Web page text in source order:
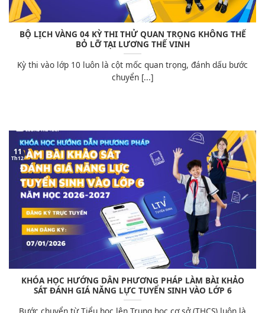
BỘ LỊCH VÀNG 04 KỲ THI THỬ QUAN TRỌNG KHÔNG THỂ
BỎ LỠ TẠI LƯƠNG THẾ VINH
Kỳ thi vào lớp 10 luôn là cột mốc quan trọng, đánh dấu bước
chuyển [...]
KHÓA HỌC HƯỚNG DẪN PHƯƠNG PHÁP LÀM BÀI KHẢO
SÁT ĐÁNH GIÁ NĂNG LỰC TUYỂN SINH VÀO LỚP 6
Bước chuyển từ Tiểu học lên Trung học cơ sở (THCS) luôn là
11
Th12